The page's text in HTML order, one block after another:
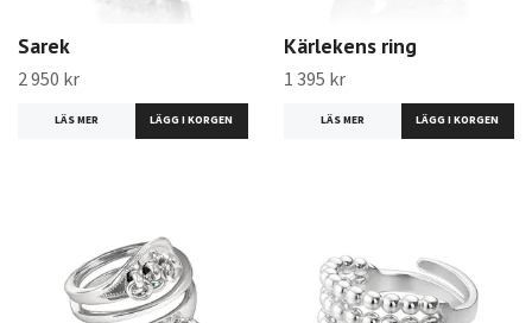
Sarek
2 950 kr
LÄS MER
Kärlekens ring
1 395 kr
LÄS MER